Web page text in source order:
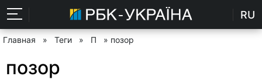
RU
Главная » Теги » П » позор
позор